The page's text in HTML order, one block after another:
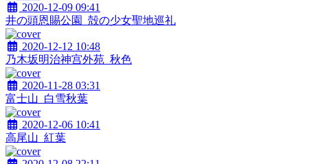
2020-12-09 09:41
井の頭恩賜公園_殻の少女聖地巡礼
2020-12-12 10:48
乃木坂明治神宫外苑_秋色
2020-11-28 03:31
富士山_白雪秋葉
2020-12-06 10:41
高尾山_紅葉